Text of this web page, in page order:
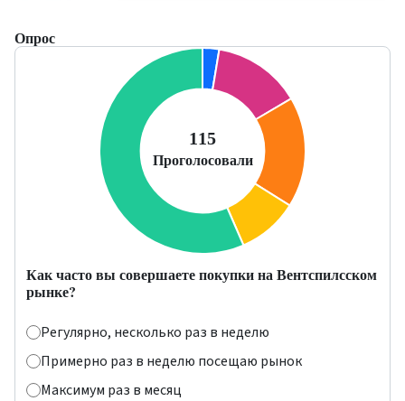
Опрос
Как часто вы совершаете покупки на Вентспилсском
рынке?
Регулярно, несколько раз в неделю
Примерно раз в неделю посещаю рынок
Максимум раз в месяц